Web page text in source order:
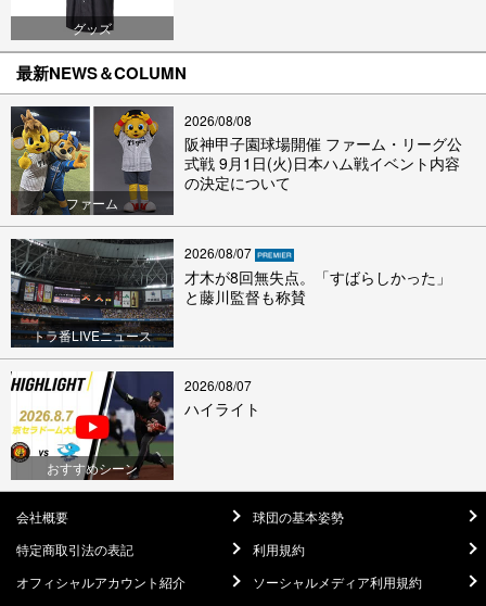
グッズ
最新NEWS＆COLUMN
ファーム
2026/08/08
阪神甲子園球場開催 ファーム・リーグ公
式戦 9月1日(火)日本ハム戦イベント内容
の決定について
トラ番LIVEニュース
2026/08/07
才木が8回無失点。「すばらしかった」
と藤川監督も称賛
おすすめシーン
2026/08/07
ハイライト
会社概要
球団の基本姿勢
特定商取引法の表記
利用規約
オフィシャルアカウント紹介
ソーシャルメディア利用規約